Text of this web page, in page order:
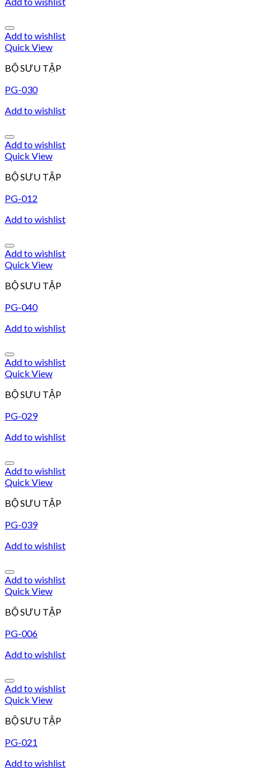
Add to wishlist
Quick View
BỘ SƯU TẬP
PG-030
Add to wishlist
Add to wishlist
Quick View
BỘ SƯU TẬP
PG-012
Add to wishlist
Add to wishlist
Quick View
BỘ SƯU TẬP
PG-040
Add to wishlist
Add to wishlist
Quick View
BỘ SƯU TẬP
PG-029
Add to wishlist
Add to wishlist
Quick View
BỘ SƯU TẬP
PG-039
Add to wishlist
Add to wishlist
Quick View
BỘ SƯU TẬP
PG-006
Add to wishlist
Add to wishlist
Quick View
BỘ SƯU TẬP
PG-021
Add to wishlist